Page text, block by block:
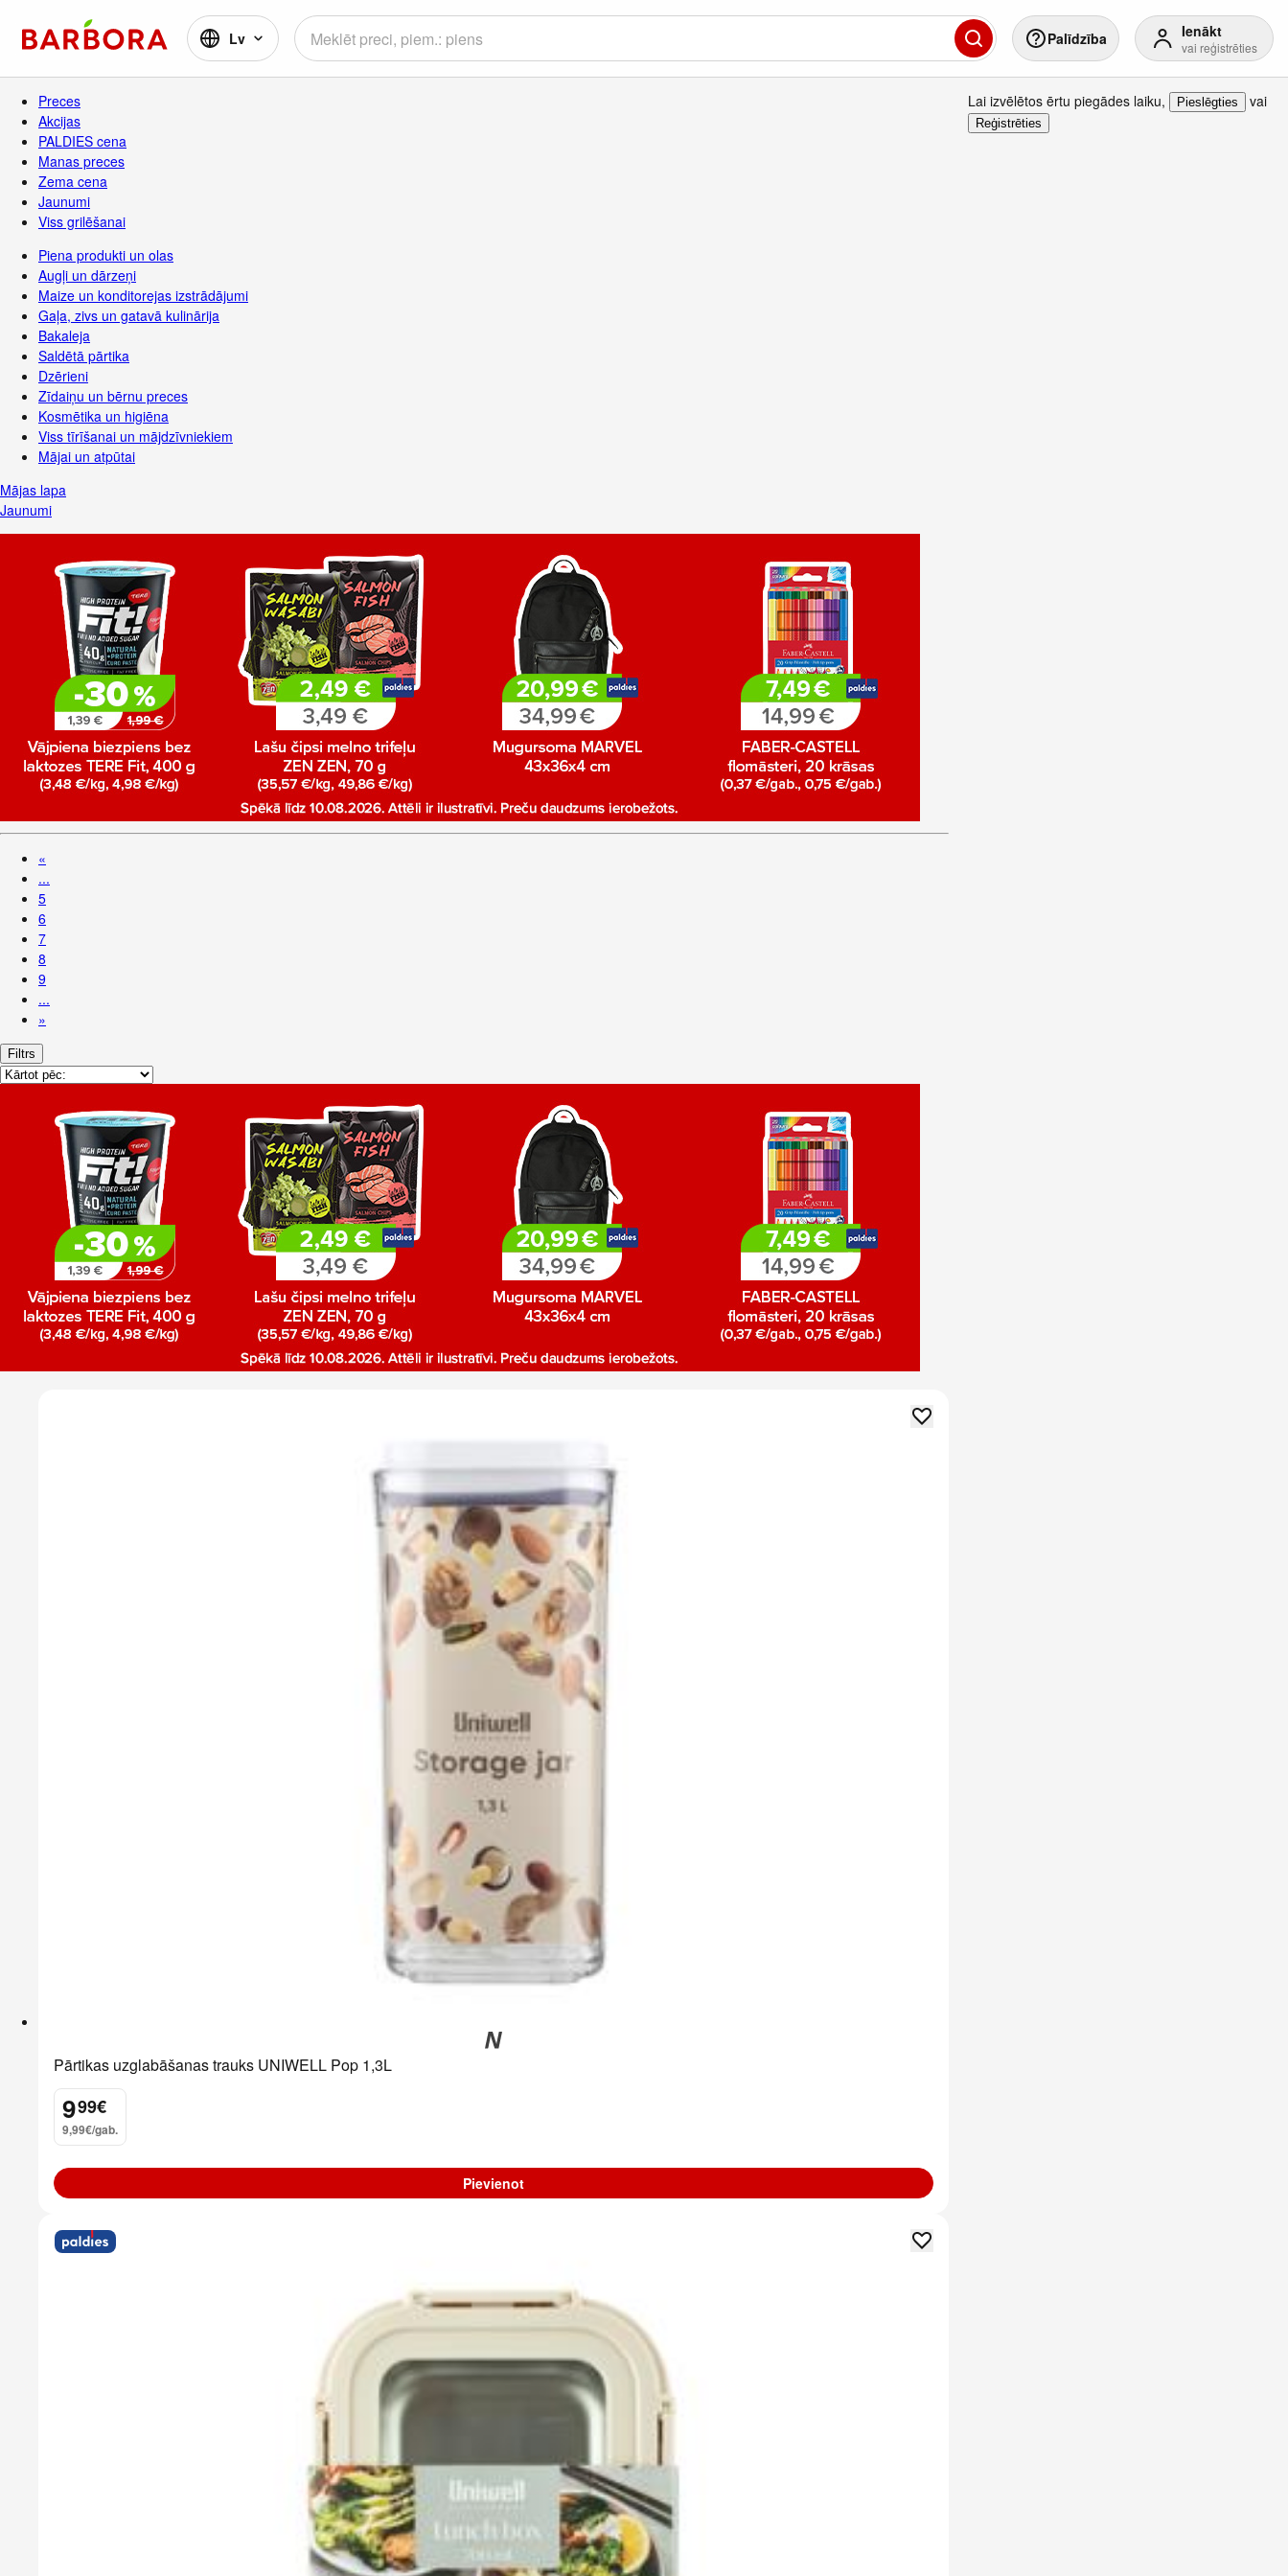
Lv Palīdzība Ienākt
vai reģistrēties
Preces
Akcijas
PALDIES cena
Manas preces
Zema cena
Jaunumi
Viss grilēšanai
Piena produkti un olas
Augļi un dārzeņi
Maize un konditorejas izstrādājumi
Gaļa, zivs un gatavā kulinārija
Bakaleja
Saldētā pārtika
Dzērieni
Zīdaiņu un bērnu preces
Kosmētika un higiēna
Viss tīrīšanai un mājdzīvniekiem
Mājai un atpūtai
Mājas lapa
Jaunumi
Lai izvēlētos ērtu piegādes laiku, Pieslēgties vai
Reģistrēties
«
...
5
6
7
8
9
...
»
Filtrs
Pārtikas uzglabāšanas trauks UNIWELL Pop 1,3L
9
. 99€
9,99€/gab.
Pievienot